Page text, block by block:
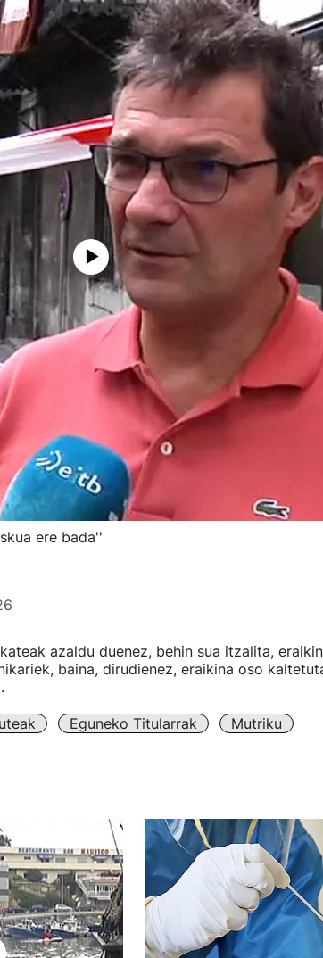
ere bada''
azaldu duenez, behin sua itzalita,
baina, dirudienez, eraikina oso
Eguneko Titularrak Mutriku